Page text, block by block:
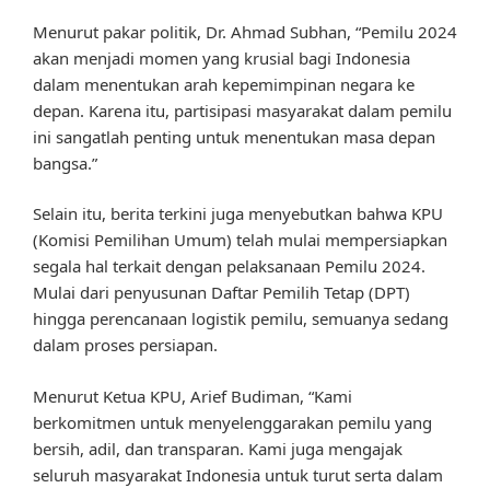
Menurut pakar politik, Dr. Ahmad Subhan, “Pemilu 2024
akan menjadi momen yang krusial bagi Indonesia
dalam menentukan arah kepemimpinan negara ke
depan. Karena itu, partisipasi masyarakat dalam pemilu
ini sangatlah penting untuk menentukan masa depan
bangsa.”
Selain itu, berita terkini juga menyebutkan bahwa KPU
(Komisi Pemilihan Umum) telah mulai mempersiapkan
segala hal terkait dengan pelaksanaan Pemilu 2024.
Mulai dari penyusunan Daftar Pemilih Tetap (DPT)
hingga perencanaan logistik pemilu, semuanya sedang
dalam proses persiapan.
Menurut Ketua KPU, Arief Budiman, “Kami
berkomitmen untuk menyelenggarakan pemilu yang
bersih, adil, dan transparan. Kami juga mengajak
seluruh masyarakat Indonesia untuk turut serta dalam